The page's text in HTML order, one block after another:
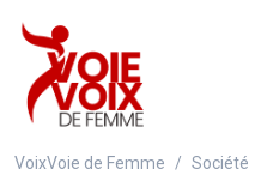
VoixVoie de Femme
Société